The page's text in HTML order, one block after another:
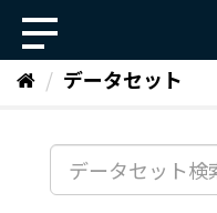
ッ
データセット